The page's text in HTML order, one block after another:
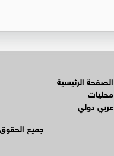
الصفحة الرئيسية
محليات
عربي دولي
© جميع